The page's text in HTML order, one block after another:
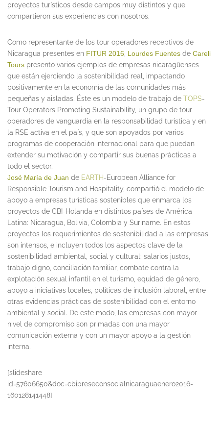
proyectos turísticos desde campos muy distintos y que
compartieron sus experiencias con nosotros.
Como representante de los tour operadores receptivos de
Nicaragua presentes en FITUR 2016 Lourdes Fuentes de Careli
Tours presentó varios ejemplos de empresas nicaragüenses
que están ejerciendo la sostenibilidad real, impactando
positivamente en la economía de las comunidades más
pequeñas y aisladas. Éste es un modelo de trabajo de TOPS-
Tour Operators Promoting Sustainability, un grupo de tour
operadores de vanguardia en la responsabilidad turística y en
la RSE activa en el país, y que son apoyados por varios
programas de cooperación internacional para que puedan
extender su motivación y compartir sus buenas prácticas a
todo el sector.
José María de Juan de EARTH-European Alliance for
Responsible Tourism and Hospitality, compartió el modelo de
apoyo a empresas turísticas sostenibles que enmarca los
proyectos de CBI-Holanda en distintos países de América
Latina: Nicaragua, Bolivia, Colombia y Suriname. En estos
proyectos los requerimientos de sostenibilidad a las empresas
son intensos, e incluyen todos los aspectos clave de la
sostenibilidad ambiental, social y cultural: salarios justos,
trabajo digno, conciliación familiar, combate contra la
explotación sexual infantil en el turismo, equidad de género,
apoyo a iniciativas locales, políticas de inclusión laboral, entre
otras evidencias prácticas de sostenibilidad con el entorno
ambiental y social. De este modo, las empresas con mayor
nivel de compromiso son primadas con una mayor
comunicación externa y con un mayor apoyo a la gestión
interna.
[slideshare
id=57606650&doc=cbipreseconsocialnicaraguaenero2016-
160128141448]